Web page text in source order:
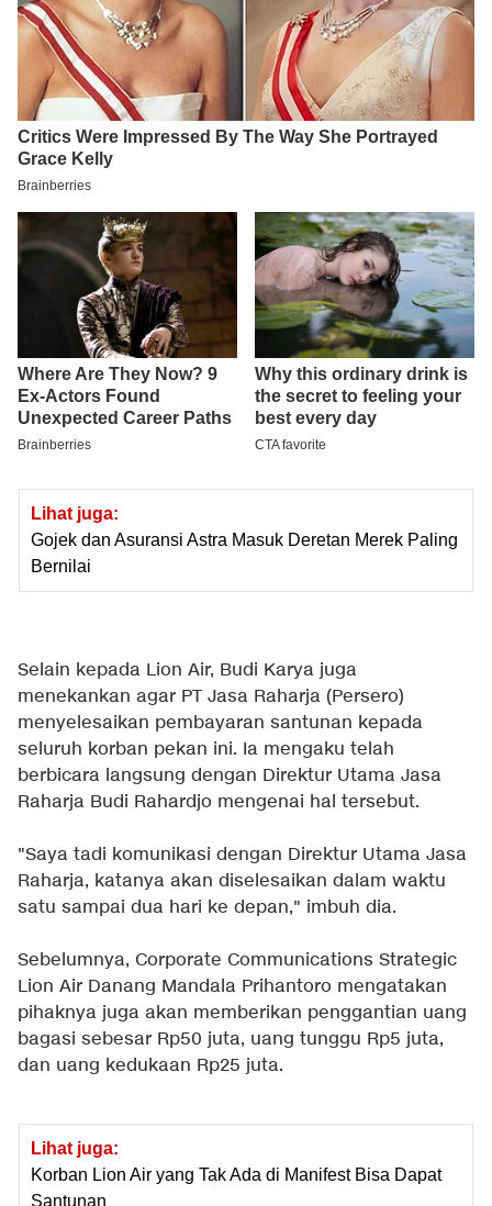
Lihat juga:
Gojek dan Asuransi Astra Masuk Deretan Merek Paling
Bernilai
Selain kepada Lion Air, Budi Karya juga
menekankan agar PT Jasa Raharja (Persero)
menyelesaikan pembayaran santunan kepada
seluruh korban pekan ini. Ia mengaku telah
berbicara langsung dengan Direktur Utama Jasa
Raharja Budi Rahardjo mengenai hal tersebut.
"Saya tadi komunikasi dengan Direktur Utama Jasa
Raharja, katanya akan diselesaikan dalam waktu
satu sampai dua hari ke depan," imbuh dia.
Sebelumnya, Corporate Communications Strategic
Lion Air Danang Mandala Prihantoro mengatakan
pihaknya juga akan memberikan penggantian uang
bagasi sebesar Rp50 juta, uang tunggu Rp5 juta,
dan uang kedukaan Rp25 juta.
Lihat juga:
Korban Lion Air yang Tak Ada di Manifest Bisa Dapat
Santunan